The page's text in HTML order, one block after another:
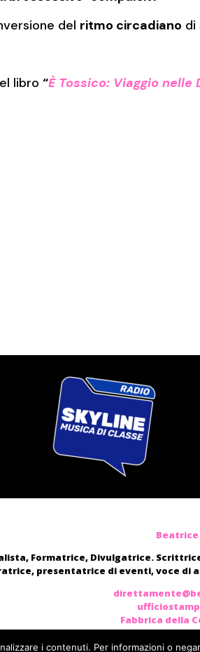
del ritmo circadiano di
libro“È Tossico: Viaggio nelle
Beatrice
Formatrice, Divulgatrice.
presentatrice di eventi, voce di
Fabbrica della
i contenuti. Per informazioni o